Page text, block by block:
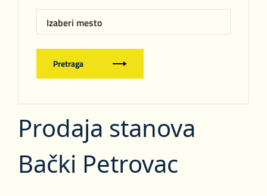
Izaberi mesto
Pretraga
Prodaja stanova
Bački Petrovac